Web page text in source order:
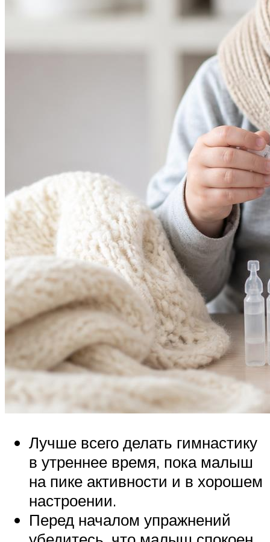
Лучше всего делать гимнастику
в утреннее время, пока малыш
на пике активности и в хорошем
настроении.
Перед началом упражнений